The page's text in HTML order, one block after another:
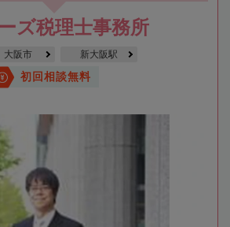
ズ税理士事務所
大阪市 新大阪駅
初回相談無料